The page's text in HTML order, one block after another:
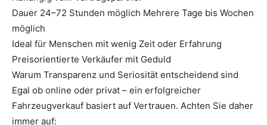
Dauer 24–72 Stunden möglich Mehrere Tage bis Wochen
möglich
Ideal für Menschen mit wenig Zeit oder Erfahrung
Preisorientierte Verkäufer mit Geduld
Warum Transparenz und Seriosität entscheidend sind
Egal ob online oder privat – ein erfolgreicher
Fahrzeugverkauf basiert auf Vertrauen. Achten Sie daher
immer auf: